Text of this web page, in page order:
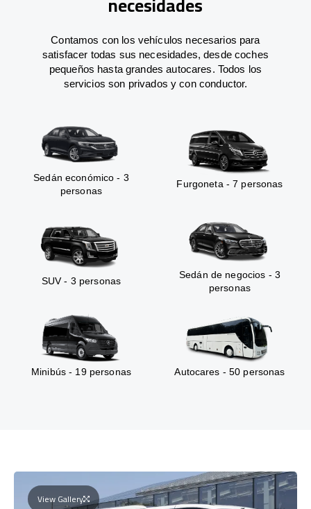
Contamos con los vehículos necesarios para
satisfacer todas sus necesidades, desde coches
pequeños hasta grandes autocares. Todos los
servicios son privados y con conductor.
Sedán económico - 3
personas
Furgoneta - 7 personas
SUV - 3 personas
Sedán de negocios - 3
personas
Minibús - 19 personas Autocares - 50 personas
View Gallery